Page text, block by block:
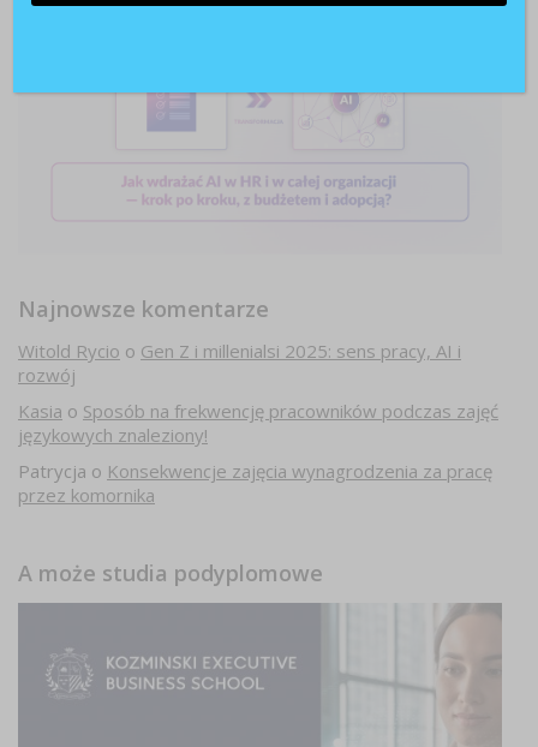
Najnowsze komentarze
Witold Rycio o Gen Z i millenialsi 2025: sens pracy, AI i
rozwój
Kasia o Sposób na frekwencję pracowników podczas zajęć
językowych znaleziony!
Patrycja o Konsekwencje zajęcia wynagrodzenia za pracę
przez komornika
A może studia podyplomowe